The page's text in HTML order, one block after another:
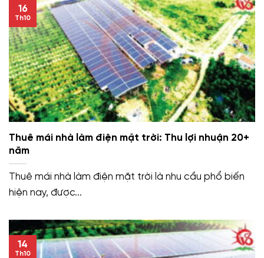
Thuê mái nhà làm điện mặt trời: Thu lợi nhuận 20+
năm
Thuê mái nhà làm điện mặt trời là nhu cầu phổ biến
hiện nay, được...
16
Th10
14
Th10